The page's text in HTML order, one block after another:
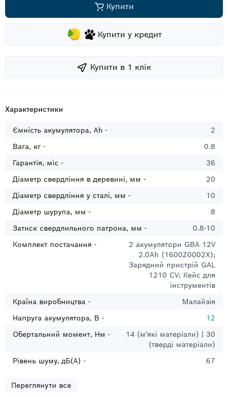
Купити
Купити у кредит
Купити в 1 клiк
Характеристики
Ємність акумулятора, Ah -
2
Вага, кг -
0.8
Гарантія, міс -
36
Діаметр свердління в деревині, мм -
20
Діаметр свердління у сталі, мм -
10
Діаметр шурупа, мм -
8
Затиск свердлильного патрона, мм -
0.8-10
Комплект постачання -
2 акумулятори GBA 12V
2.0Ah (1600Z0002X);
Зарядний пристрій GAL
1210 CV; Кейс для
інструментів
Країна виробництва -
Малайзія
Напруга акумулятора, В -
12
Обертальний момент, Нм -
14 (м'які матеріали) | 30
(тверді матеріали)
Рівень шуму, дБ(А) -
67
Переглянути все